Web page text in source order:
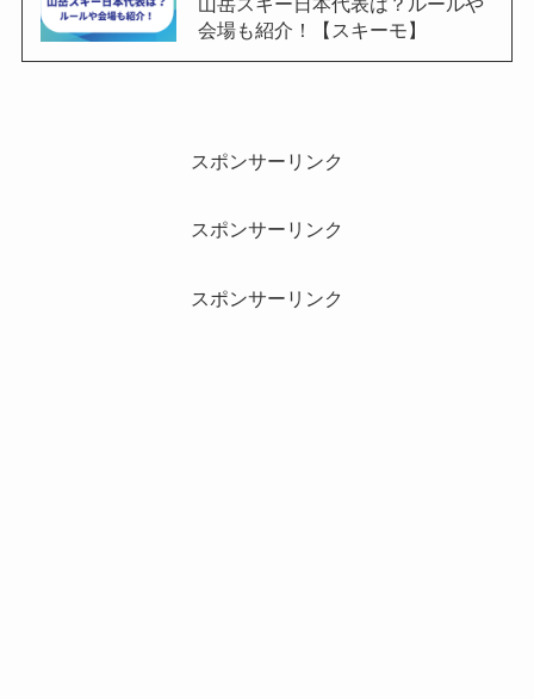
会場も紹介！【スキーモ】
スポンサーリンク
スポンサーリンク
スポンサーリンク